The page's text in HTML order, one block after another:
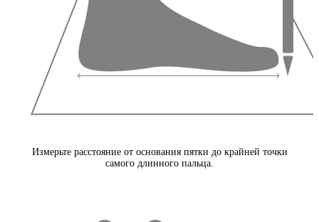
Измерьте расстояние от основания пятки до крайней точки
самого длинного пальца.